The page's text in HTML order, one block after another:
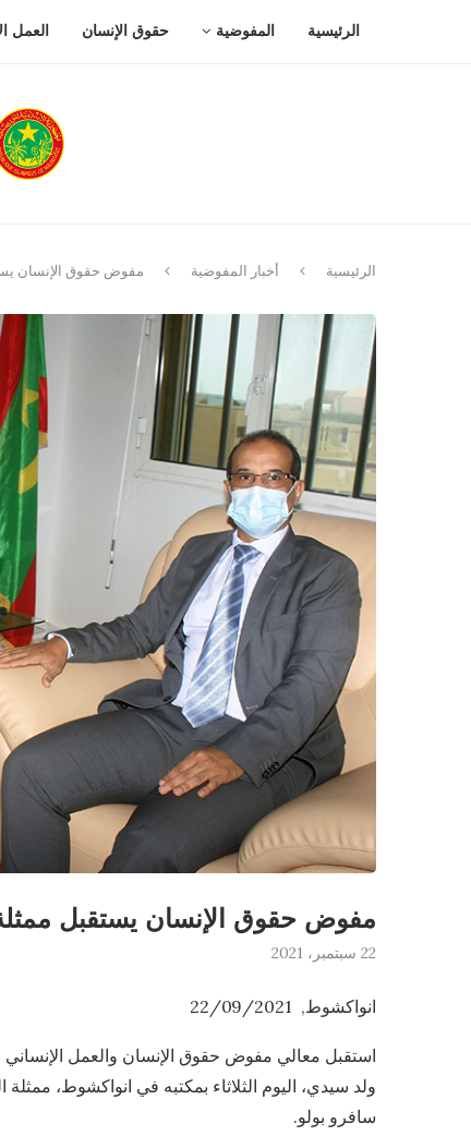
الرئيسية المفوضية حقوق الإنسان العمل
الرئيسية أخبار المفوضية مفوض حقوق الإنسان
مفوض حقوق الإنسان يستقبل
22 سبتمبر، 2021
انواكشوط, 22/09/2021
استقبل معالي مفوض حقوق الإنسان والعمل الإنساني
ولد سيدي، اليوم الثلاثاء بمكتبه في انواكشوط،
سافرو بولو.